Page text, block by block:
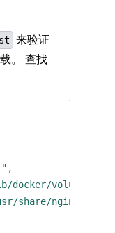
来验证
。 查找
,
docker/volumes/
share/nginx/html"